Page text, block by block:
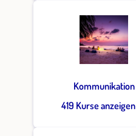
Kommunikation
419 Kurse anzeigen